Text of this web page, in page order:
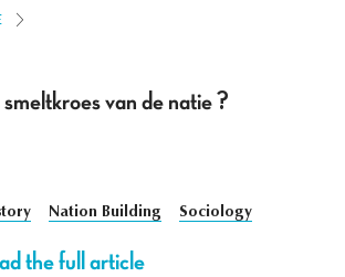
van de natie ?
Nation Building Sociology
the full article